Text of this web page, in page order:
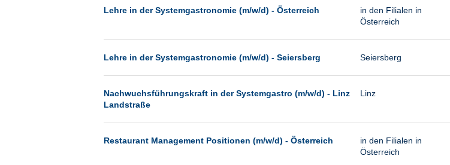
Lehre in der Systemgastronomie (m/w/d) - Österreich
in den Filialen in
Österreich
Lehre in der Systemgastronomie (m/w/d) - Seiersberg Seiersberg
Nachwuchsführungskraft in der Systemgastro (m/w/d) - Linz
Landstraße
Linz
Restaurant Management Positionen (m/w/d) - Österreich
in den Filialen in
Österreich